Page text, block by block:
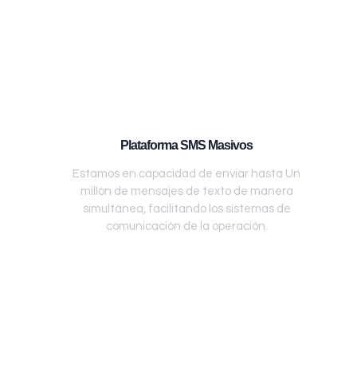
Plataforma SMS Masivos
Estamos en capacidad de enviar hasta Un
millón de mensajes de texto de manera
simultánea, facilitando los sistemas de
comunicación de la operación.